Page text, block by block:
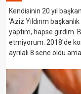
Kendisinin 20 yıl
'Aziz Yıldırım
yaptım, hapse girdim.
etmiyorum. 2018'de
ayrılalı 8 sene oldu